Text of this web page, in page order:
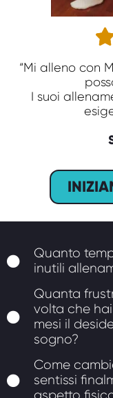
“Mi alleno con
I suoi
Quanto
inutili
Quanta
volta che
mesi il
sogno?
Come
sentissi